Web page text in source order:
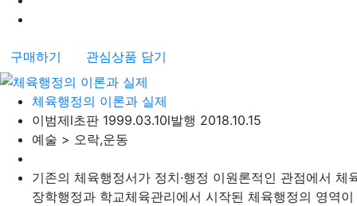
구매하기 관심상품 담기
체육행정의 이론과 실제
이범제l초판 1999.03.10l발행 2018.10.15
예술 > 오락,운동
기존의 체육행정서가 정치·행정 이원론적인 관점에서
장학행정과 학교체육관리에서 시작된 체육행정의 영역